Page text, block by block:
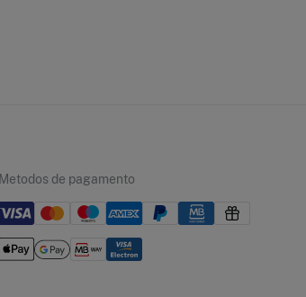
Metodos de pagamento